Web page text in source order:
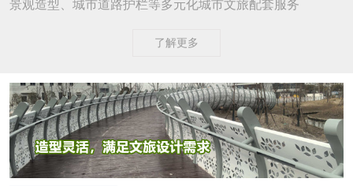
景观造型、城市道路护栏等多元化城市文旅配套服务
了解更多